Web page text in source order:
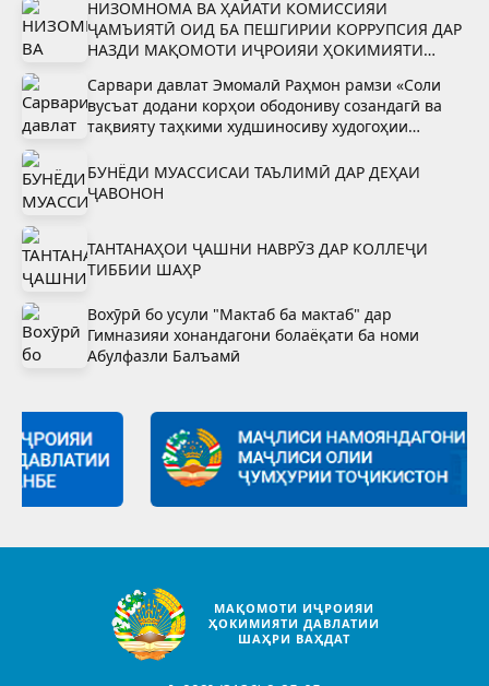
НИЗОМНОМА ВА ҲАЙАТИ КОМИССИЯИ
ҶАМЪИЯТӢ ОИД БА ПЕШГИРИИ КОРРУПСИЯ ДАР
НАЗДИ МАҚОМОТИ ИҶРОИЯИ ҲОКИМИЯТИ
Сарвари давлат Эмомалӣ Раҳмон рамзи «Соли
вусъат додани корҳои ободониву созандагӣ ва
тақвияту таҳкими худшиносиву худогоҳии
БУНЁДИ МУАССИСАИ ТАЪЛИМӢ ДАР ДЕҲАИ
ҶАВОНОН
ТАНТАНАҲОИ ҶАШНИ НАВРӮЗ ДАР КОЛЛЕҶИ
ТИББИИ ШАҲР
Вохӯрӣ бо усули "Мактаб ба мактаб" дар
Гимназияи хонандагони болаёқати ба номи
Абулфазли Балъамӣ
МАҚОМОТИ ИҶРОИЯИ
ҲОКИМИЯТИ ДАВЛАТИИ
ШАҲРИ ВАҲДАТ